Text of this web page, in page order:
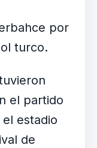
por
turco.
el partido
estadio
de